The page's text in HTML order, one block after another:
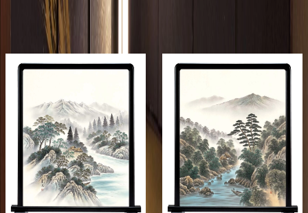
関連製品
もっと見る
和紙来歩
朱雀 第11集 - 衝立
¥80,000以上 / 枚 税抜
¥80,000〜/ 枚[税抜]
和紙来歩
朱雀 第11集 - 衝立
¥80,000以上 / 枚 税抜
80,000〜/ 枚[税抜]